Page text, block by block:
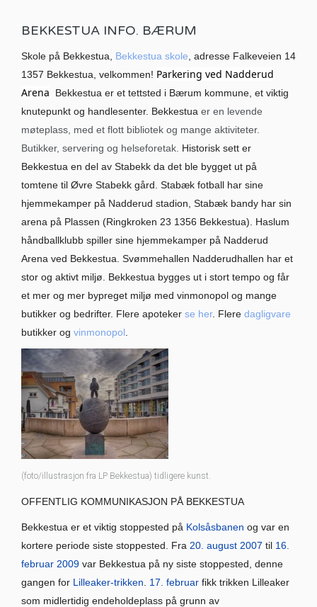
BEKKESTUA INFO. BÆRUM
Skole på Bekkestua, Bekkestua skole , adresse Falkeveien 14
1357 Bekkestua, velkommen! Parkering ved Nadderud
Arena
Bekkestua er et tettsted i Bærum kommune, et viktig
knutepunkt og handlesenter. Bekkestua er en levende
møteplass, med et flott bibliotek og mange aktiviteter.
Butikker, servering og helseforetak. Historisk sett er
Bekkestua en del av Stabekk da det ble bygget ut på
tomtene til Øvre Stabekk gård. Stabæk fotball har sine
hjemmekamper på Nadderud stadion, Stabæk bandy har sin
arena på Plassen (Ringkroken 23 1356 Bekkestua). Haslum
håndballklubb spiller sine hjemmekamper på Nadderud
Arena ved Bekkestua. Svømmehallen Nadderudhallen har et
stor og aktivt miljø. Bekkestua bygges ut i stort tempo og får
et mer og mer bypreget miljø med vinmonopol og mange
butikker og bedrifter. Flere apoteker se her. Flere dagligvare
butikker og vinmonopol
(foto/illustrasjon fra LP Bekkestua) tidligere kunst.
OFFENTLIG KOMMUNIKASJON PÅ BEKKESTUA
Bekkestua er et viktig stoppested på Kolsåsbanen og var en
kortere periode siste stoppested. Fra 20. august 2007 til 16.
februar 2009 var Bekkestua på ny siste stoppested, denne
gangen for Lilleaker-trikken 17. februar fikk trikken Lilleaker
som midlertidig endeholdeplass på grunn av